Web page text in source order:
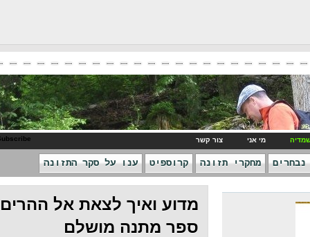
צור קשר
תזונה קרוספיט ענו על סקר התזונה
מדוע ואיך לצאת אל ההרים -
ספר מתנה מושלם